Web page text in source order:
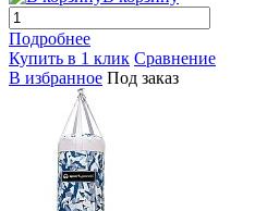
Подробнее
Купить в 1 клик Сравнение
В избранное Под заказ